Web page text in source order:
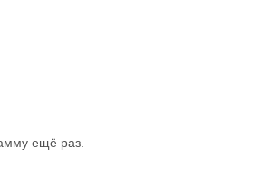
ещё раз.